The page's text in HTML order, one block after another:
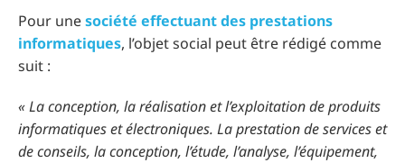
Pour unesociété effectuant des prestations
informatiques, l’objet social peut être rédigé comme
suit :
« La conception, la réalisation et l’exploitation de produits
informatiques et électroniques. La prestation de services et
de conseils, la conception, l’étude, l’analyse, l’équipement,